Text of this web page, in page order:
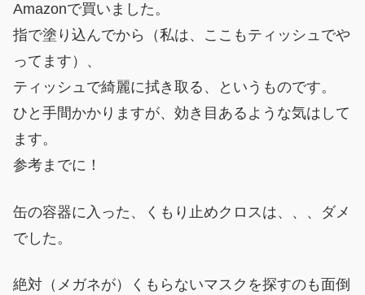
Amazonで買いました。
指で塗り込んでから（私は、ここもティッシュでや
ってます）、
ティッシュで綺麗に拭き取る、というものです。
ひと手間かかりますが、効き目あるような気はして
ます。
参考までに！
缶の容器に入った、くもり止めクロスは、、、ダメ
でした。
絶対（メガネが）くもらないマスクを探すのも面倒